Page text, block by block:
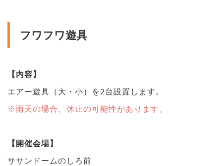
フワフワ遊具
【内容】
エアー遊具（大・小）を2台設置します。
※雨天の場合、休止の可能性があります。
【開催会場】
ササンドームのしろ前